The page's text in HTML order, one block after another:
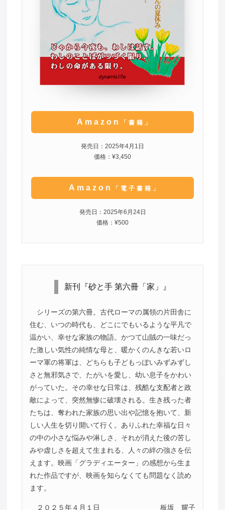
Amazon 「書籍」
発売日：2025年4月1日
価格：¥3,450
Amazon 「電子書籍」
発売日：2025年6月24日
価格：¥500
新刊『砂と手 第六冊「家」』
シリーズの第六冊。古代ローマの属領の片田舎に
住む、いつの時代も、どこにでもいるような平凡で
温かい、幸せな家族の物語。かつて山賊の一味だっ
た激しい気性の純情な母と、暖かくのんきな若いロ
ーマ軍の将軍は、どちらも子どもっぽいみずみずし
さと無邪気さで、たがいを愛し、幼い息子をかわい
がっていた。その幸せな日常は、残酷な支配者と政
敵によって、突然無惨に破壊される。生き残った者
たちは、奪われた家族の思い出や記憶を抱いて、新
しい人生を切り開いて行く。ありふれた幸福な日々
の中の小さな悩みや淋しさ、それが消えた後の苦し
みや虚しさを超えて生まれる、人々の絆の強さを伝
えます。映画「グラディエーター」の感想から生ま
れた作品ですが、映画を知らなくても問題なく読め
ます。
２０２５年４月１日 板坂 耀子